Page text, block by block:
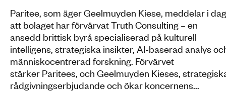
Paritee, som äger Geelmuyden Kiese, meddelar i dag
att bolaget har förvärvat Truth Consulting – en
ansedd brittisk byrå specialiserad på kulturell
intelligens, strategiska insikter, AI-baserad analys
människocentrerad forskning. Förvärvet
stärker Paritees, och Geelmuyden Kieses,
rådgivningserbjudande och ökar koncernens...